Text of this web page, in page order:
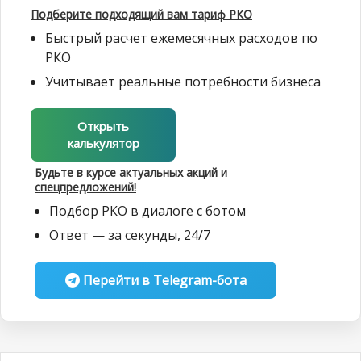
Подберите подходящий вам тариф РКО
Быстрый расчет ежемесячных расходов по
РКО
Учитывает реальные потребности бизнеса
Открыть
калькулятор
Будьте в курсе актуальных акций и
спецпредложений!
Подбор РКО в диалоге с ботом
Ответ — за секунды, 24/7
Перейти в Telegram-бота